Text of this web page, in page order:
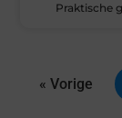
Praktische
« Vorige